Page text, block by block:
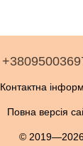
Контактна
Повна версія
©